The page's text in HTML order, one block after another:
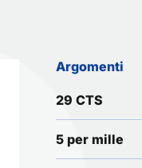
Argomenti
29 CTS
5 per mille